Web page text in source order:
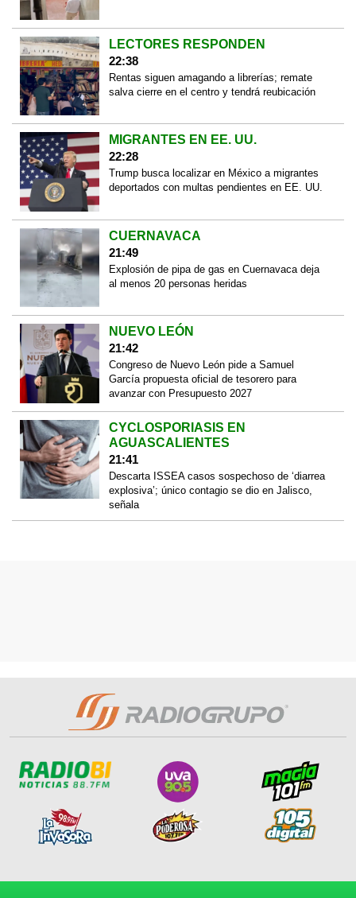
LECTORES RESPONDEN
22:38
Rentas siguen amagando a librerías; remate
salva cierre en el centro y tendrá reubicación
MIGRANTES EN EE. UU.
22:28
Trump busca localizar en México a migrantes
deportados con multas pendientes en EE. UU.
CUERNAVACA
21:49
Explosión de pipa de gas en Cuernavaca deja
al menos 20 personas heridas
NUEVO LEÓN
21:42
Congreso de Nuevo León pide a Samuel
García propuesta oficial de tesorero para
avanzar con Presupuesto 2027
CYCLOSPORIASIS EN
AGUASCALIENTES
21:41
Descarta ISSEA casos sospechoso de ‘diarrea
explosiva’; único contagio se dio en Jalisco,
señala